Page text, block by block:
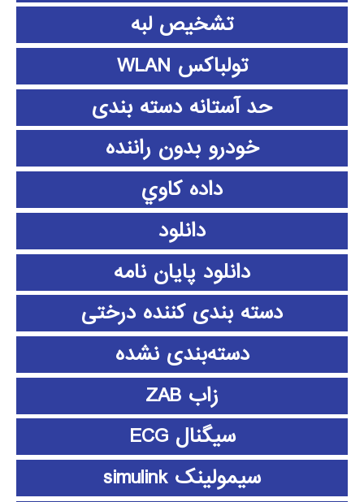
تشخیص لبه
تولباکس WLAN
حد آستانه دسته بندی
خودرو بدون راننده
داده كاوي
دانلود
دانلود پايان نامه
دسته بندی کننده درختی
دسته‌بندی نشده
زاب ZAB
سیگنال ECG
سیمولینک simulink